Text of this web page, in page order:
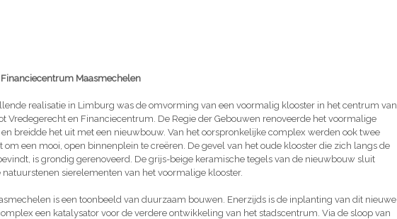
Maasmechelen
realisatie in Limburg was de omvorming van een voormalig klooster in het centrum van
Vredegerecht en Financiecentrum. De Regie der Gebouwen renoveerde het voormalige
breidde het uit met een nieuwbouw. Van het oorspronkelijke complex werden ook twee
om een mooi, open binnenplein te creëren. De gevel van het oude klooster die zich langs de
is grondig gerenoveerd. De grijs-beige keramische tegels van de nieuwbouw sluit
natuurstenen sierelementen van het voormalige klooster.
is een toonbeeld van duurzaam bouwen. Enerzijds is de inplanting van dit nieuwe
een katalysator voor de verdere ontwikkeling van het stadscentrum. Via de sloop van